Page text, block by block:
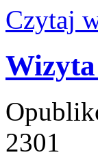
Czytaj
2301